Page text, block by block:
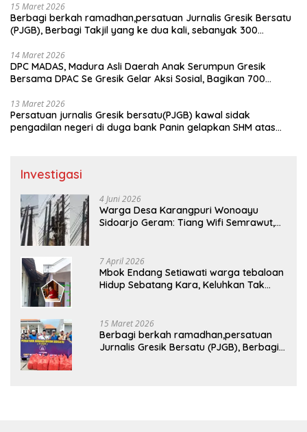
15 Maret 2026
Berbagi berkah ramadhan,persatuan Jurnalis Gresik Bersatu
(PJGB), Berbagi Takjil yang ke dua kali, sebanyak 300
14 Maret 2026
DPC MADAS, Madura Asli Daerah Anak Serumpun Gresik
Bersama DPAC Se Gresik Gelar Aksi Sosial, Bagikan 700
13 Maret 2026
Persatuan jurnalis Gresik bersatu(PJGB) kawal sidak
pengadilan negeri di duga bank Panin gelapkan SHM atas
Investigasi
4 Juni 2026
Warga Desa Karangpuri Wonoayu
Sidoarjo Geram: Tiang Wifi Semrawut,
7 April 2026
Mbok Endang Setiawati warga tebaloan
Hidup Sebatang Kara, Keluhkan Tak
15 Maret 2026
Berbagi berkah ramadhan,persatuan
Jurnalis Gresik Bersatu (PJGB), Berbagi